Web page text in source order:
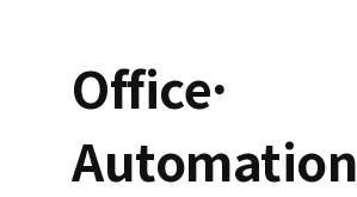
Office·
Automation